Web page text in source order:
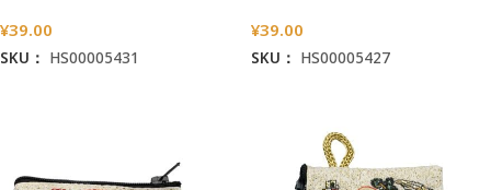
¥39.00
SKU： HS00005431
¥39.00
SKU： HS00005427